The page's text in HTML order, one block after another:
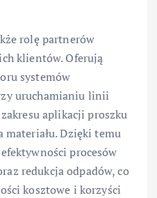
rolę partnerów
klientów. Oferują
systemów
uruchamianiu linii
aplikacji proszku
Dzięki temu
procesów
redukcja odpadów, co
kosztowe i korzyści